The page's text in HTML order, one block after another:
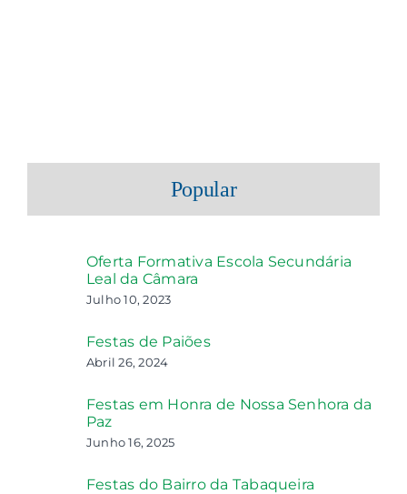
Popular
Oferta Formativa Escola Secundária
Leal da Câmara
Julho 10, 2023
Festas de Paiões
Abril 26, 2024
Festas em Honra de Nossa Senhora da
Paz
Junho 16, 2025
Festas do Bairro da Tabaqueira